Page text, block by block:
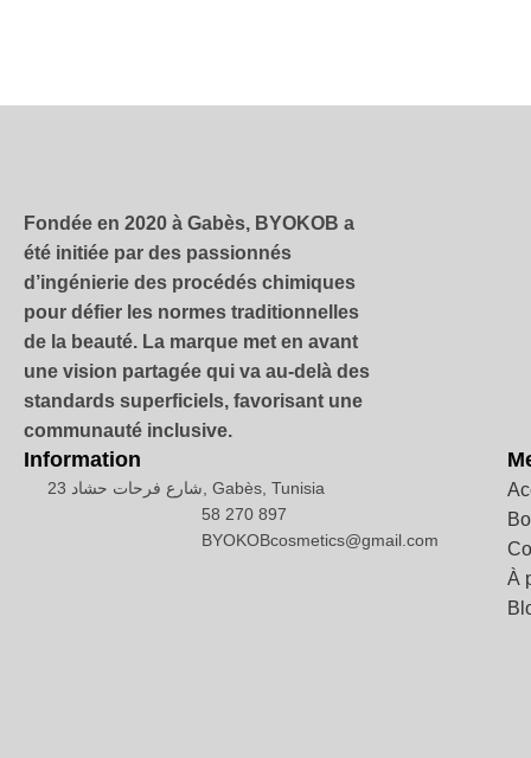
Fondée en 2020 à Gabès, BYOKOB a
été initiée par des passionnés
d’ingénierie des procédés chimiques
pour défier les normes traditionnelles
de la beauté. La marque met en avant
une vision partagée qui va au-delà des
standards superficiels, favorisant une
communauté inclusive.
Information
23 شارع فرحات حشاد, Gabès, Tunisia
58 270 897
BYOKOBcosmetics@gmail.com
À